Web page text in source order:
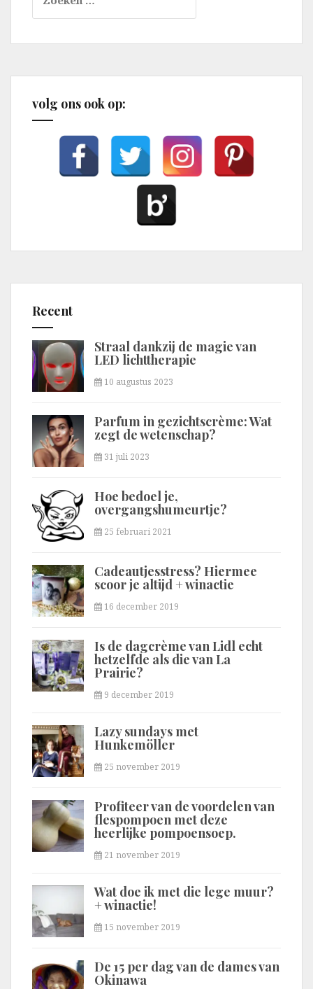
naar:
volg ons ook op:
Recent
Straal dankzij de magie van
LED lichttherapie
10 augustus 2023
Parfum in gezichtscrème: Wat
zegt de wetenschap?
31 juli 2023
Hoe bedoel je,
overgangshumeurtje?
25 februari 2021
Cadeautjesstress? Hiermee
scoor je altijd + winactie
16 december 2019
Is de dagcrème van Lidl echt
hetzelfde als die van La
Prairie?
9 december 2019
Lazy sundays met
Hunkemöller
25 november 2019
Profiteer van de voordelen van
flespompoen met deze
heerlijke pompoensoep.
21 november 2019
Wat doe ik met die lege muur?
+ winactie!
15 november 2019
De 15 per dag van de dames van
Okinawa